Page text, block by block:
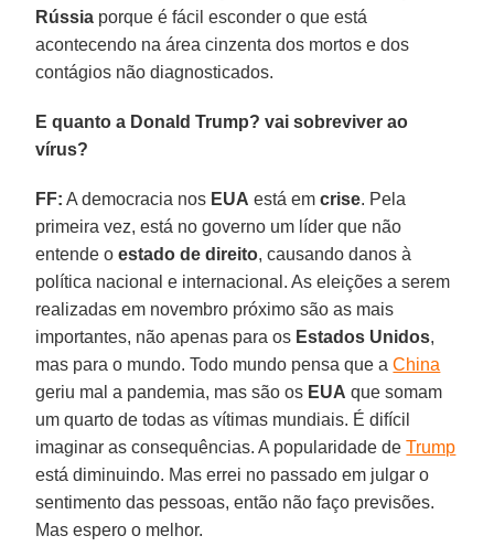
Rússia porque é fácil esconder o que está
acontecendo na área cinzenta dos mortos e dos
contágios não diagnosticados.
E quanto a Donald Trump? vai sobreviver ao
vírus?
FF: A democracia nos EUA está emcrise. Pela
primeira vez, está no governo um líder que não
entende oestado de direito, causando danos à
política nacional e internacional. As eleições a serem
realizadas em novembro próximo são as mais
importantes, não apenas para os Estados Unidos,
mas para o mundo. Todo mundo pensa que aChina
geriu mal a pandemia, mas são os EUA que somam
um quarto de todas as vítimas mundiais. É difícil
imaginar as consequências. A popularidade deTrump
está diminuindo. Mas errei no passado em julgar o
sentimento das pessoas, então não faço previsões.
Mas espero o melhor.